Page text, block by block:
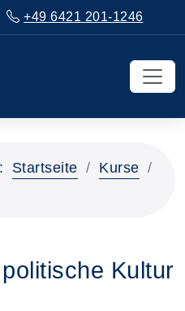
+49 6421 201-1246
Startseite
Kurse
Kultur